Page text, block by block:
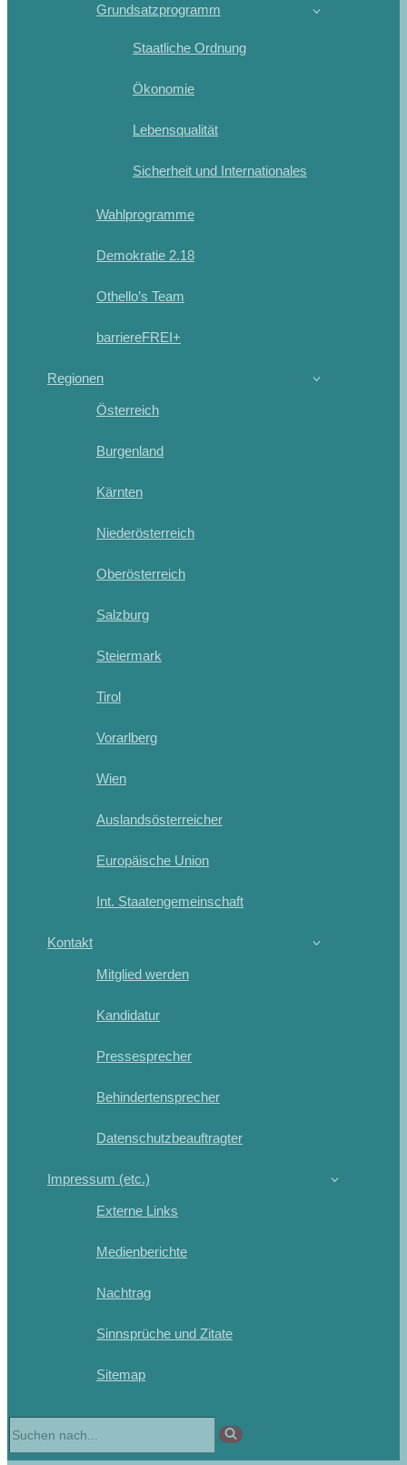
Grundsatzprogramm
Staatliche Ordnung
Ökonomie
Lebensqualität
Sicherheit und Internationales
Wahlprogramme
Demokratie 2.18
Othello’s Team
barriereFREI+
Regionen
Österreich
Burgenland
Kärnten
Niederösterreich
Oberösterreich
Salzburg
Steiermark
Tirol
Vorarlberg
Wien
Auslandsösterreicher
Europäische Union
Int. Staatengemeinschaft
Kontakt
Mitglied werden
Kandidatur
Pressesprecher
Behindertensprecher
Datenschutzbeauftragter
Impressum (etc.)
Externe Links
Medienberichte
Nachtrag
Sinnsprüche und Zitate
Sitemap